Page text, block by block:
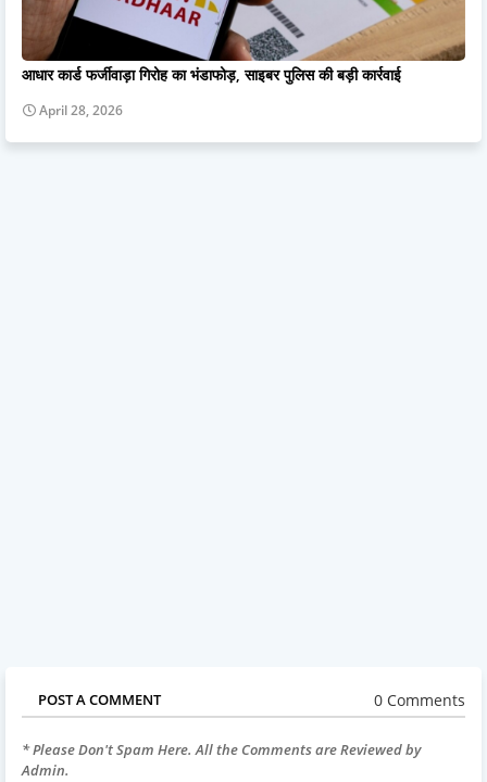
आधार कार्ड फर्जीवाड़ा गिरोह का भंडाफोड़, साइबर पुलिस की बड़ी कार्रवाई
April 28, 2026
POST A COMMENT 0 Comments
* Please Don't Spam Here. All the Comments are Reviewed by
Admin.